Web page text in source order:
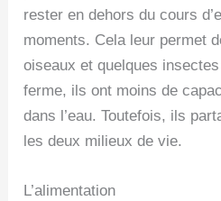
rester en dehors du cours
moments. Cela leur permet
oiseaux et quelques
ferme, ils ont moins de
dans l’eau. Toutefois, ils
les deux milieux de vie.
L’alimentation